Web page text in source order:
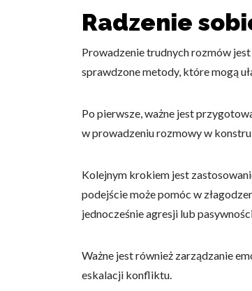
Radzenie
Prowadzenie trudnych rozmów
sprawdzone metody, które mogą
Po pierwsze, ważne jest
w prowadzeniu rozmowy w
Kolejnym krokiem jest
podejście może pomóc w
jednocześnie agresji lub
Ważne jest również zarządzanie
eskalacji konfliktu.